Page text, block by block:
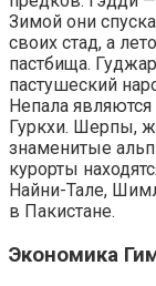
Зимой они
своих стад, а
пастбища.
пастушеский
Непала
Гуркхи. Шерпы,
знаменитые
курорты
Найни-Тале,
в Пакистане.
Экономика